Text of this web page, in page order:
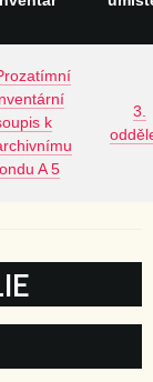
k
A 5
3.